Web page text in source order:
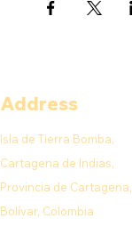
Address
Isla de Tierra Bomba,
Cartagena de Indias,
Provincia de Cartagena,
Bolívar, Colombia